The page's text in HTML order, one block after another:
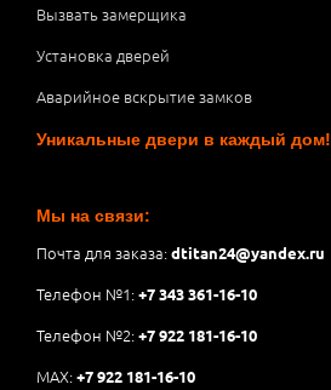
Вызвать замерщика
Установка дверей
Аварийное вскрытие замков
Уникальные двери в каждый дом!
Мы на связи:
Почта для заказа:dtitan24@yandex.ru
Телефон №1:+7 343 361-16-10
Телефон №2:+7 922 181-16-10
MAX:+7 922 181-16-10